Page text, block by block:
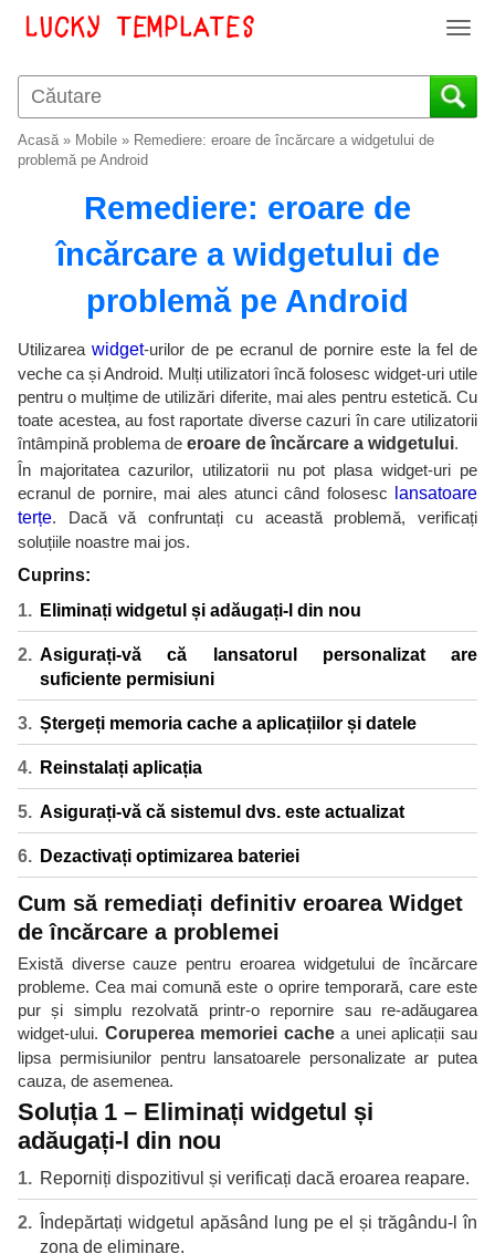
T
g
g
i
o
n
Acasă» Mobile » Remediere: eroare de încărcare a widgetului de
problemă pe Android
Remediere: eroare de
încărcare a widgetului de
problemă pe Android
Utilizarea widget-urilor de pe ecranul de pornire este la fel de
veche ca și Android. Mulți utilizatori încă folosesc widget-uri utile
pentru o mulțime de utilizări diferite, mai ales pentru estetică. Cu
toate acestea, au fost raportate diverse cazuri în care utilizatorii
întâmpină problema de eroare de încărcare a widgetului.
În majoritatea cazurilor, utilizatorii nu pot plasa widget-uri pe
ecranul de pornire, mai ales atunci când folosesc
lansatoare
terțe. Dacă vă confruntați cu această problemă, verificați
soluțiile noastre mai jos.
Cuprins:
Eliminați widgetul și adăugați-l din nou
Asigurați-vă că lansatorul personalizat are
suficiente permisiuni
Ștergeți memoria cache a aplicațiilor și datele
Reinstalați aplicația
Asigurați-vă că sistemul dvs. este actualizat
Dezactivați optimizarea bateriei
Cum să remediați definitiv eroarea Widget
de încărcare a problemei
Există diverse cauze pentru eroarea widgetului de încărcare
probleme. Cea mai comună este o oprire temporară, care este
pur și simplu rezolvată printr-o repornire sau re-adăugarea
widget-ului. Coruperea memoriei cachea unei aplicații sau
lipsa permisiunilor pentru lansatoarele personalizate ar putea
cauza, de asemenea.
Soluția 1 – Eliminați widgetul și
adăugați-l din nou
Reporniți dispozitivul și verificați dacă eroarea reapare.
Îndepărtați widgetul apăsând lung pe el și trăgându-l în
zona de eliminare.